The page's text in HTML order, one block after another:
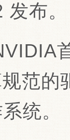
布。
范的
统。